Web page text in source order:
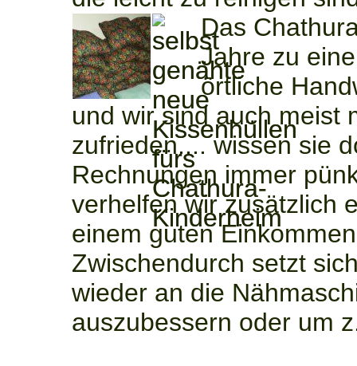
Das
Jahre zu
örtliche
und wir sind auch meist
zufrieden.... wissen sie
Rechnungen immer
verhelfen wir zusätzlich
einem guten
Zwischendurch setzt
wieder an die
auszubessern oder um